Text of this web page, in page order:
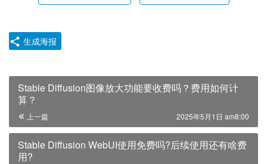
生成海报
Stable Diffusion图像放大功能要收费吗？费用如何计
算？
上一篇 2025年5月1日 am8:00
Stable Diffusion WebUI使用免费吗?后续使用还有啥费
用?